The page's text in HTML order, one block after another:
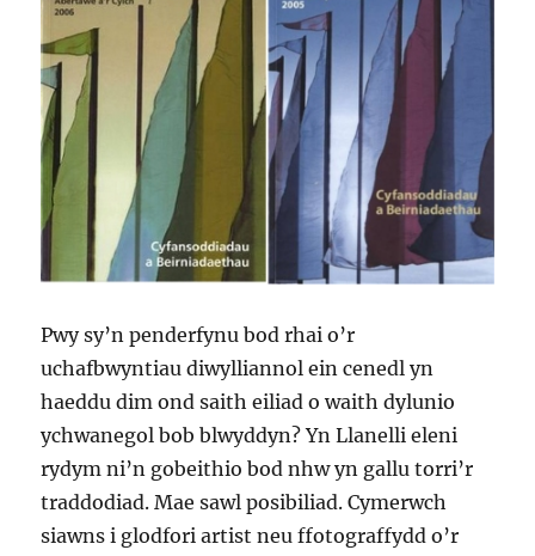
Pwy sy’n penderfynu bod rhai o’r
uchafbwyntiau diwylliannol ein cenedl yn
haeddu dim ond saith eiliad o waith dylunio
ychwanegol bob blwyddyn? Yn Llanelli eleni
rydym ni’n gobeithio bod nhw yn gallu torri’r
traddodiad. Mae sawl posibiliad. Cymerwch
siawns i glodfori artist neu ffotograffydd o’r